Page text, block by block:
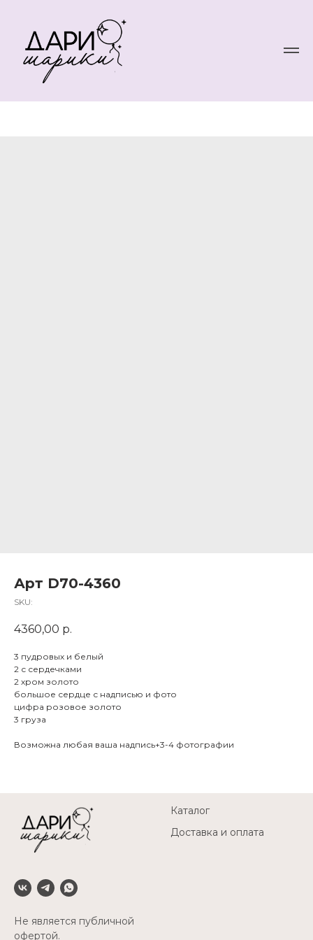
Арт D70-4360
SKU:
4360,00 р.
3 пудровых и белый
2 с сердечками
2 хром золото
большое сердце с надписью и фото
цифра розовое золото
3 груза
Возможна любая ваша надпись+3-4 фотографии
Не является публичной
офертой.
Каталог
Доставка и оплата